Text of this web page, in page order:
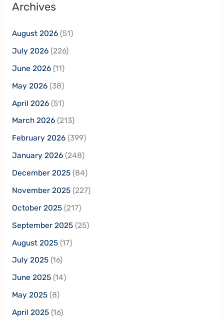
Archives
August 2026(51)
July 2026(226)
June 2026(11)
May 2026(38)
April 2026(51)
March 2026(213)
February 2026(399)
January 2026(248)
December 2025(84)
November 2025(227)
October 2025(217)
September 2025(25)
August 2025(17)
July 2025(16)
June 2025(14)
May 2025(8)
April 2025(16)